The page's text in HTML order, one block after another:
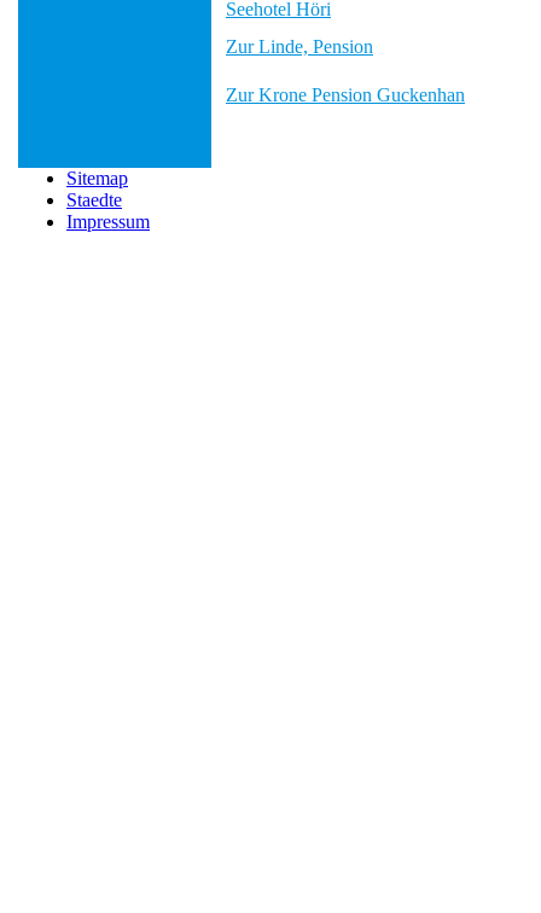
Seehotel Höri
Zur Linde, Pension
Zur Krone Pension Guckenhan
Sitemap
Staedte
Impressum